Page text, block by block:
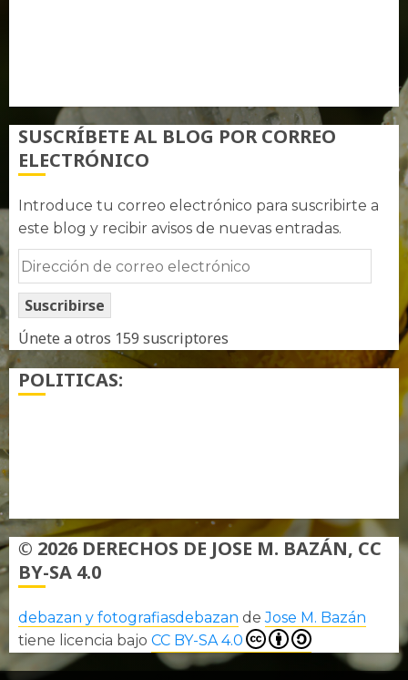
SUSCRÍBETE AL BLOG POR CORREO
ELECTRÓNICO
Introduce tu correo electrónico para suscribirte a
este blog y recibir avisos de nuevas entradas.
Dirección
de
correo
electrónico
Suscribirse
Únete a otros 159 suscriptores
POLITICAS:
© 2026 DERECHOS DE JOSE M. BAZÁN, CC
BY-SA 4.0
debazan y fotografiasdebazan deJose M. Bazán
tiene licencia bajo CC BY-SA 4.0